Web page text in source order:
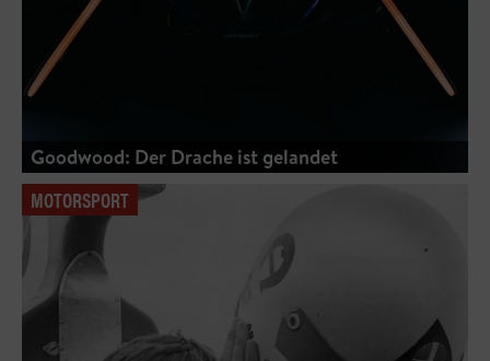
Goodwood: Der Drache ist gelandet
MOTORSPORT